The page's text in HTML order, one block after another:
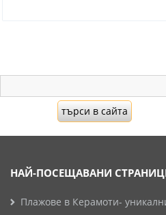
НАЙ-ПОСЕЩАВАНИ
Плажове в Керамоти-